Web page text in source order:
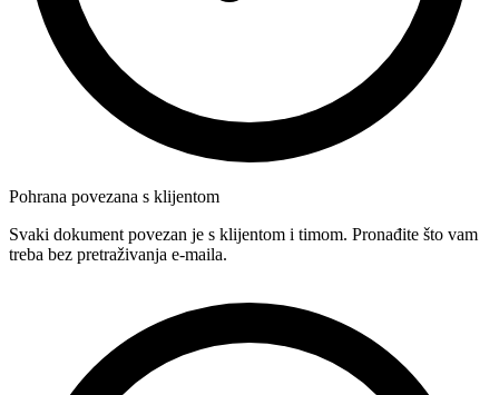
Pohrana povezana s klijentom
Svaki dokument povezan je s klijentom i timom. Pronađite što vam
treba bez pretraživanja e-maila.